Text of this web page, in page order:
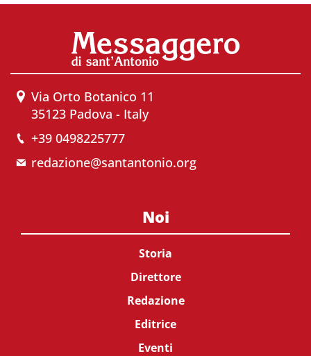
Via Orto Botanico 11
35123 Padova - Italy
+39 0498225777
redazione@santantonio.org
Noi
Storia
Direttore
Redazione
Editrice
Eventi